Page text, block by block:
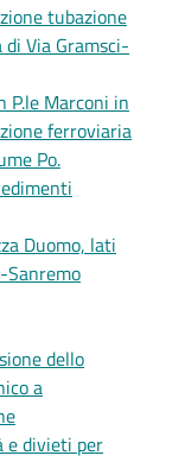
tubazione
Via Gramsci-
P.le Marconi in
ferroviaria
Po.
Duomo, lati
Sanremo
dello
a
e divieti per